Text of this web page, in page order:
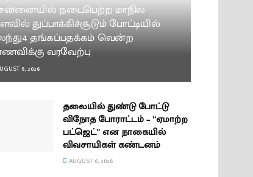
நடைபெற்ற மாநில
துப்பாக்கிச்சூடும் போட்டியில்
தங்கப்பதக்கம் வென்ற
வரவேற்பு
6, 2026
தலையில் துண்டு போட்டு
விநோத போராட்டம் – “ஏமாற்ற
பட்ஜெட்” என நாகையில்
விவசாயிகள் கண்டனம்
AUGUST 6, 2026